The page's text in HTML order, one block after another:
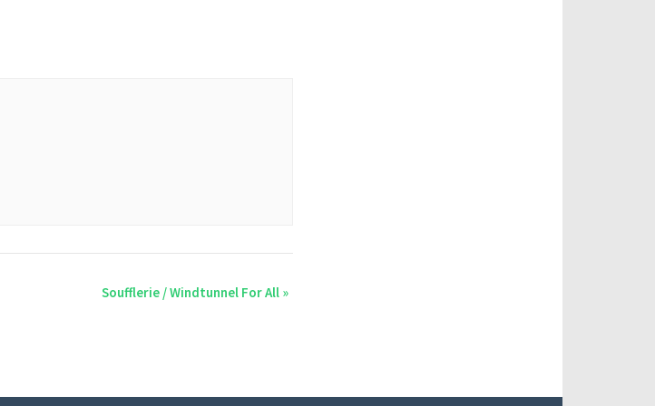
Soufflerie / Windtunnel For All »